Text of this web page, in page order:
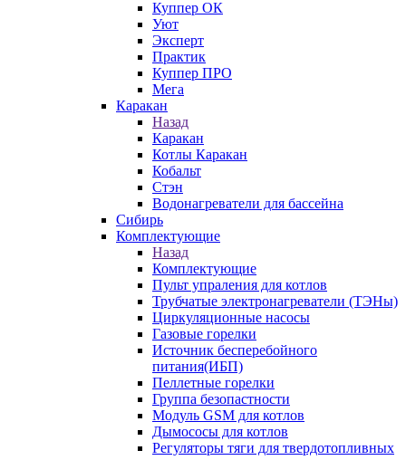
Куппер ОК
Уют
Эксперт
Практик
Куппер ПРО
Мега
Каракан
Назад
Каракан
Котлы Каракан
Кобальт
Стэн
Водонагреватели для бассейна
Сибирь
Комплектующие
Назад
Комплектующие
Пульт упраления для котлов
Трубчатые электронагреватели (ТЭНы)
Циркуляционные насосы
Газовые горелки
Источник бесперебойного
питания(ИБП)
Пеллетные горелки
Группа безопастности
Модуль GSM для котлов
Дымососы для котлов
Регуляторы тяги для твердотопливных